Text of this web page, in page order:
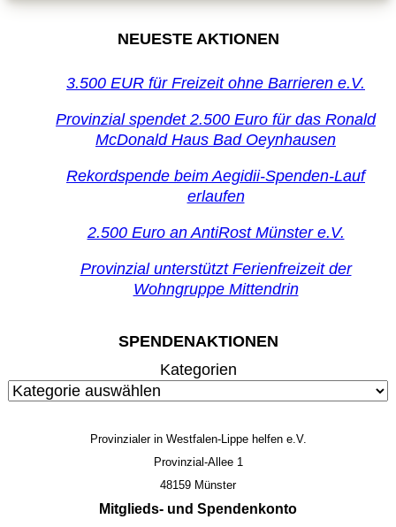
NEUESTE AKTIONEN
3.500 EUR für Freizeit ohne Barrieren e.V.
Provinzial spendet 2.500 Euro für das Ronald
McDonald Haus Bad Oeynhausen
Rekordspende beim Aegidii-Spenden-Lauf
erlaufen
2.500 Euro an AntiRost Münster e.V.
Provinzial unterstützt Ferienfreizeit der
Wohngruppe Mittendrin
SPENDENAKTIONEN
Kategorien
Provinzialer in Westfalen-Lippe helfen e.V.
Provinzial-Allee 1
48159 Münster
Mitglieds- und Spendenkonto